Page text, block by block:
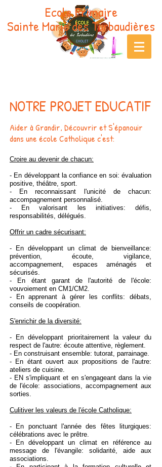
Ecole Primaire
Sainte Marie des Turbaudières
NOTRE PROJET EDUCATIF
Aider à Grandir, Découvrir et S'épanouir
dans une école Catholique c'est:
Croire au devenir de chacun:
- En développant la confiance en soi: évaluation
positive, théâtre, sport.
- En reconnaissant l'unicité de chacun:
accompagnement personnalisé.
- En valorisant les initiatives: défis,
responsabilités, délégués.
Offrir un cadre sécurisant:
- En développant un climat de bienveillance:
prévention, écoute, vigilance,
accompagnement, espaces aménagés et
sécurisés.
- En étant garant de l'autorité de l'école:
vouvoiement en CM1/CM2.
- En apprenant à gérer les conflits: débats,
conseils de coopération.
S'enrichir de la diversité:
- En développant prioritairement la valeur du
respect de l'autre: écoute attentive, règlement.
- En construisant ensemble: tutorat, parrainage.
- En étant ouvert aux propositions de l'autre:
ateliers de cuisine.
- EN s'impliquant et en s'engageant dans la vie
de l'école: associations, accompagnement aux
sorties.
Culitiver les valeurs de l'école Catholique:
- En ponctuant l'année des fêtes liturgiques:
célébrations avec le prêtre.
- En développant un climat en référence au
message de l'évangile: solidarité, aide aux
associations.